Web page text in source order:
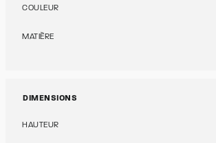
COULEUR
MATIÈRE
DIMENSIONS
HAUTEUR